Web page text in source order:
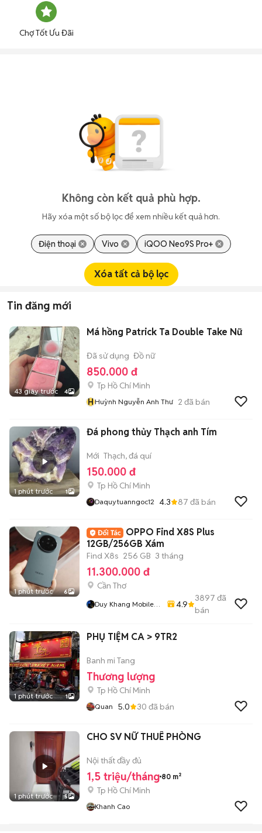
Chợ Tốt Ưu Đãi
Không còn kết quả phù hợp.
Hãy xóa một số bộ lọc để xem nhiều kết quả hơn.
Điện thoại Vivo iQOO Neo9S Pro+
Xóa tất cả bộ lọc
Tin đăng mới
43 giây trước 4
Má hồng Patrick Ta Double Take Nữ
Đã sử dụng Đồ nữ
850.000 đ
Tp Hồ Chí Minh
HHuỳnh Nguyễn Anh Thư 2 đã bán
1 phút trước 1
Đá phong thủy Thạch anh Tím
Mới Thạch, đá quí
150.000 đ
Tp Hồ Chí Minh
Daquytuanngoc12 4.3 87 đã bán
1 phút trước 6
OPPO Find X8S Plus
12GB/256GB Xám
Find X8s 256 GB 3 tháng
11.300.000 đ
Cần Thơ
Duy Khang Mobile
4.9
3897 đã
bán
1 phút trước 1
PHỤ TIỆM CA > 9TR2
Banh mi Tang
Thương lượng
Tp Hồ Chí Minh
Quan 5.0 30 đã bán
1 phút trước 5
CHO SV NỮ THUÊ PHÒNG
Nội thất đầy đủ
1,5 triệu/tháng 80 m²
Tp Hồ Chí Minh
Khanh Cao